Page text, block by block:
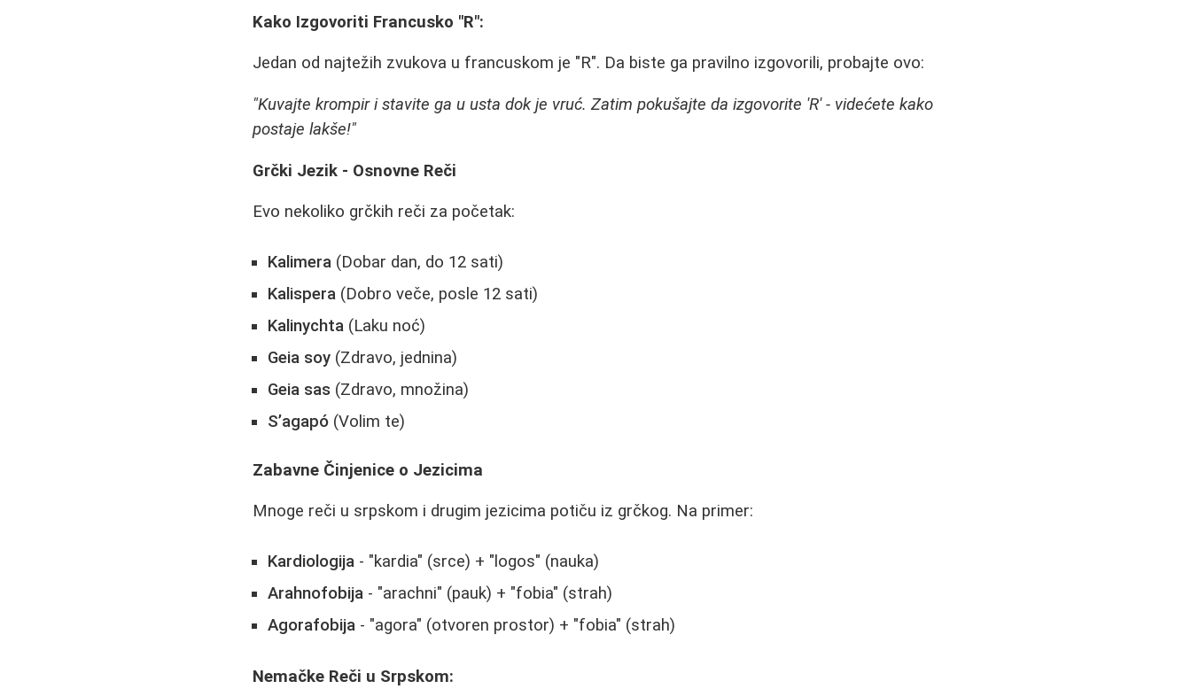
Kako Izgovoriti Francusko "R":
Jedan od najtežih zvukova u francuskom je "R". Da biste ga pravilno izgovorili, probajte ovo:
"Kuvajte krompir i stavite ga u usta dok je vruć. Zatim pokušajte da izgovorite 'R' - videćete kako
postaje lakše!"
Grčki Jezik - Osnovne Reči
Evo nekoliko grčkih reči za početak:
Kalimera (Dobar dan, do 12 sati)
Kalispera (Dobro veče, posle 12 sati)
Kalinychta (Laku noć)
Geia soy (Zdravo, jednina)
Geia sas (Zdravo, množina)
S’agapó (Volim te)
Zabavne Činjenice o Jezicima
Mnoge reči u srpskom i drugim jezicima potiču iz grčkog. Na primer:
Kardiologija - "kardia" (srce) + "logos" (nauka)
Arahnofobija - "arachni" (pauk) + "fobia" (strah)
Agorafobija - "agora" (otvoren prostor) + "fobia" (strah)
Nemačke Reči u Srpskom: